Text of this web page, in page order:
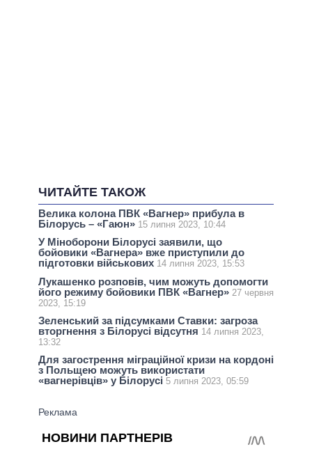
ЧИТАЙТЕ ТАКОЖ
Велика колона ПВК «Вагнер» прибула в
Білорусь – «Гаюн» 15 липня 2023, 10:44
У Міноборони Білорусі заявили, що
бойовики «Вагнера» вже приступили до
підготовки військових 14 липня 2023, 15:53
Лукашенко розповів, чим можуть допомогти
його режиму бойовики ПВК «Вагнер» 27 червня
2023, 15:19
Зеленський за підсумками Ставки: загроза
вторгнення з Білорусі відсутня 14 липня 2023,
13:32
Для загострення міграційної кризи на кордоні
з Польщею можуть використати
«вагнерівців» у Білорусі 5 липня 2023, 05:59